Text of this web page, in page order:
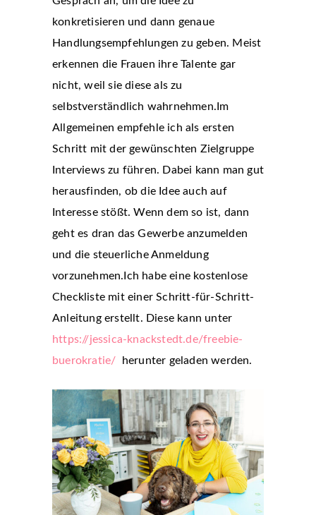
konkretisieren und dann genaue
Handlungsempfehlungen zu geben. Meist
erkennen die Frauen ihre Talente gar
nicht, weil sie diese als zu
selbstverständlich wahrnehmen.Im
Allgemeinen empfehle ich als ersten
Schritt mit der gewünschten Zielgruppe
Interviews zu führen. Dabei kann man gut
herausfinden, ob die Idee auch auf
Interesse stößt. Wenn dem so ist, dann
geht es dran das Gewerbe anzumelden
und die steuerliche Anmeldung
vorzunehmen.Ich habe eine kostenlose
Checkliste mit einer Schritt-für-Schritt-
Anleitung erstellt. Diese kann unter
https://jessica-knackstedt.de/freebie-
buerokratie/ herunter geladen werden.